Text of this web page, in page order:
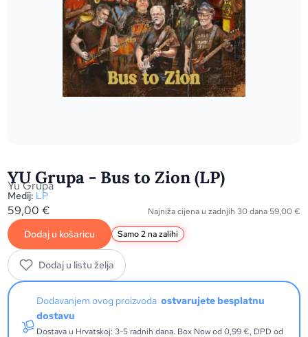
YU Grupa - Bus to Zion (LP)
Yu Grupa
Medij: LP
59,00€ Najniža cijena u zadnjih 30 dana 59,00€
Dodaj u košaricu Samo 2 na zalihi
Dodaj u listu želja
Dodavanjem ovog proizvodaostvarujete besplatnu
dostavu
Dostava u Hrvatskoj: 3-5 radnih dana. Box Now od 0,99 €, DPD od